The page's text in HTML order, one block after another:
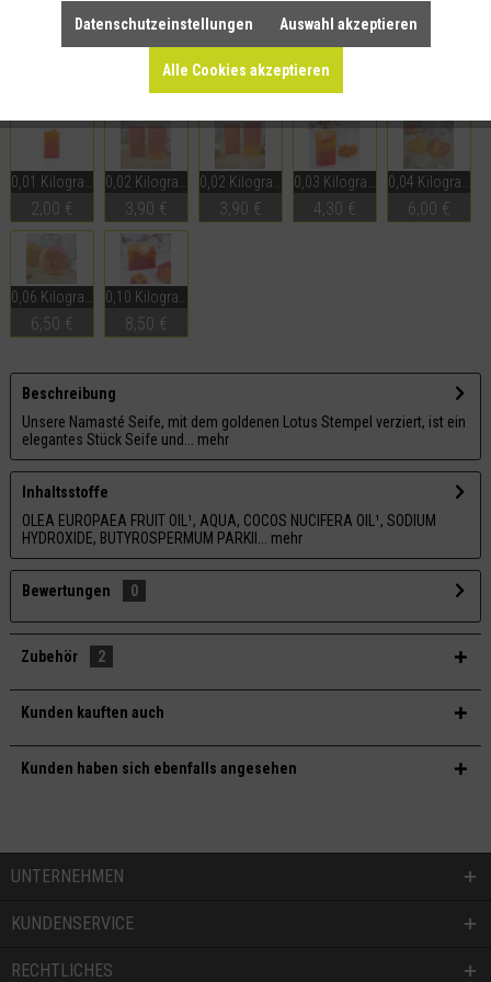
Merken Teilen
Dieser Artikel ist auch in folgenden Größen erhältlich:
2,00 € 3,90 € 3,90 € 4,30 € 6,00 €
6,50 € 8,50 €
Beschreibung
Unsere Namasté Seife, mit dem goldenen Lotus Stempel verziert, ist ein
elegantes Stück Seife und...
mehr
Inhaltsstoffe
OLEA EUROPAEA FRUIT OIL¹, AQUA, COCOS NUCIFERA OIL¹, SODIUM
HYDROXIDE, BUTYROSPERMUM PARKII...
mehr
Bewertungen 0
Zubehör 2
Kunden kauften auch
Kunden haben sich ebenfalls angesehen
UNTERNEHMEN
KUNDENSERVICE
RECHTLICHES
Datenschutzeinstellungen Auswahl akzeptieren
Alle Cookies akzeptieren